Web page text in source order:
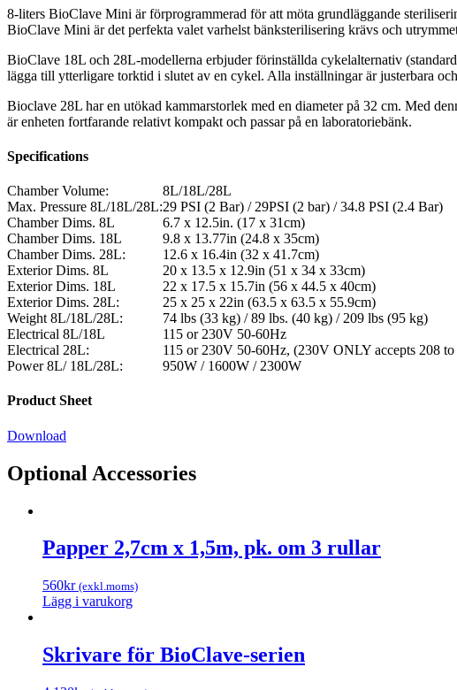
8-liters BioClave Mini är förprogrammerad för att möta grundläggande
BioClave Mini är det perfekta valet varhelst bänksterilisering krävs och
BioClave 18L och 28L-modellerna erbjuder förinställda cykelalternativ
lägga till ytterligare torktid i slutet av en cykel. Alla inställningar är justerbara
Bioclave 28L har en utökad kammarstorlek med en diameter på 32 cm. Med
är enheten fortfarande relativt kompakt och passar på en laboratoriebänk.
Specifications
Chamber Volume:
8L/18L/28L
Max. Pressure 8L/18L/28L:29 PSI (2 Bar) / 29PSI (2 bar) / 34.8 PSI (2.4 Bar)
Chamber Dims. 8L
6.7 x 12.5in. (17 x 31cm)
Chamber Dims. 18L
9.8 x 13.77in (24.8 x 35cm)
Chamber Dims. 28L:
12.6 x 16.4in (32 x 41.7cm)
Exterior Dims. 8L
20 x 13.5 x 12.9in (51 x 34 x 33cm)
Exterior Dims. 18L
22 x 17.5 x 15.7in (56 x 44.5 x 40cm)
Exterior Dims. 28L:
25 x 25 x 22in (63.5 x 63.5 x 55.9cm)
Weight 8L/18L/28L:
74 lbs (33 kg) / 89 lbs. (40 kg) / 209 lbs (95 kg)
Electrical 8L/18L
115 or 230V 50-60Hz
Electrical 28L:
115 or 230V 50-60Hz, (230V ONLY accepts 208
Power 8L/ 18L/28L:
950W / 1600W / 2300W
Product Sheet
Download
Optional Accessories
Papper 2,7cm x 1,5m, pk. om 3 rullar
560kr (exkl.moms)
Lägg i varukorg
Skrivare för BioClave-serien